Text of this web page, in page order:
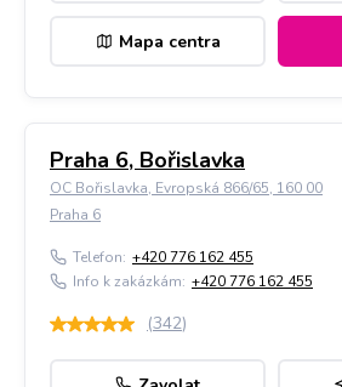
Mapa centra
Praha 6, Bořislavka
OC Bořislavka, Evropská 866/65, 160 00
Praha 6
Telefon: +420 776 162 455
Info k zakázkám: +420 776 162 455
(342)